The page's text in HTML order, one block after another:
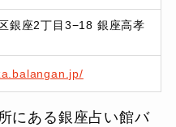
銀座2丁目3−18 銀座高孝
にある銀座占い館バ